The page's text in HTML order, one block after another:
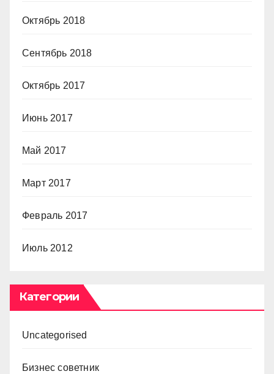
Октябрь 2018
Сентябрь 2018
Октябрь 2017
Июнь 2017
Май 2017
Март 2017
Февраль 2017
Июль 2012
Категории
Uncategorised
Бизнес советник